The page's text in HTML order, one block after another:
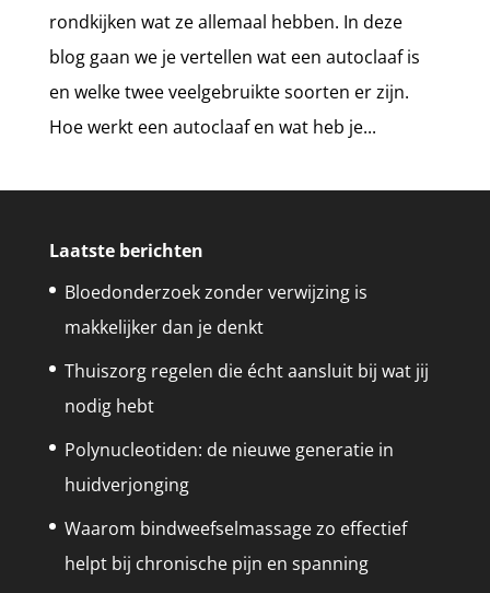
rondkijken wat ze allemaal hebben. In deze
blog gaan we je vertellen wat een autoclaaf is
en welke twee veelgebruikte soorten er zijn.
Hoe werkt een autoclaaf en wat heb je...
Laatste berichten
Bloedonderzoek zonder verwijzing is
makkelijker dan je denkt
Thuiszorg regelen die écht aansluit bij wat jij
nodig hebt
Polynucleotiden: de nieuwe generatie in
huidverjonging
Waarom bindweefselmassage zo effectief
helpt bij chronische pijn en spanning